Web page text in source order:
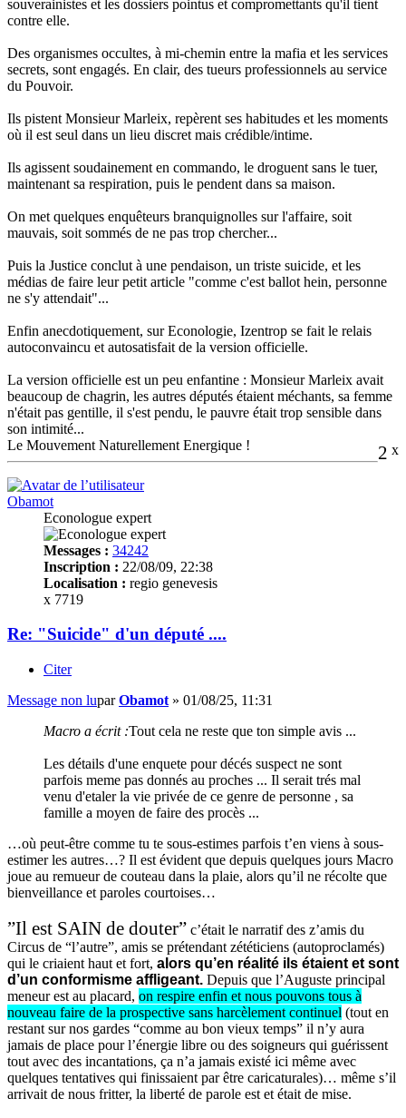
souverainistes et les dossiers pointus et compromettants qu'il tient
contre elle.
Des organismes occultes, à mi-chemin entre la mafia et les services
secrets, sont engagés. En clair, des tueurs professionnels au service
du Pouvoir.
Ils pistent Monsieur Marleix, repèrent ses habitudes et les moments
où il est seul dans un lieu discret mais crédible/intime.
Ils agissent soudainement en commando, le droguent sans le tuer,
maintenant sa respiration, puis le pendent dans sa maison.
On met quelques enquêteurs branquignolles sur l'affaire, soit
mauvais, soit sommés de ne pas trop chercher...
Puis la Justice conclut à une pendaison, un triste suicide, et les
médias de faire leur petit article "comme c'est ballot hein, personne
ne s'y attendait"...
Enfin anecdotiquement, sur Econologie, Izentrop se fait le relais
autoconvaincu et autosatisfait de la version officielle.
La version officielle est un peu enfantine : Monsieur Marleix avait
beaucoup de chagrin, les autres députés étaient méchants, sa femme
n'était pas gentille, il s'est pendu, le pauvre était trop sensible dans
son intimité...
2 x
Le Mouvement Naturellement Energique !
Obamot
Econologue expert
Messages : 34242
Inscription : 22/08/09, 22:38
Localisation : regio genevesis
x 7719
Re: "Suicide" d'un député ....
Citer
Message non luparObamot » 01/08/25, 11:31
Macro a écrit :Tout cela ne reste que ton simple avis ...
Les détails d'une enquete pour décés suspect ne sont
parfois meme pas donnés au proches ... Il serait trés mal
venu d'etaler la vie privée de ce genre de personne , sa
famille a moyen de faire des procès ...
…où peut-être comme tu te sous-estimes parfois t’en viens à sous-
estimer les autres…? Il est évident que depuis quelques jours Macro
joue au remueur de couteau dans la plaie, alors qu’il ne récolte que
bienveillance et paroles courtoises…
”Il est SAIN de douter” c’était le narratif des z’amis du
Circus de “l’autre”, amis se prétendant zététiciens (autoproclamés)
qui le criaient haut et fort, alors qu’en réalité ils étaient et sont
d’un conformisme affligeant. Depuis que l’Auguste principal
meneur est au placard, on respire enfin et nous pouvons tous à
nouveau faire de la prospective sans harcèlement continuel (tout en
restant sur nos gardes “comme au bon vieux temps” il n’y aura
jamais de place pour l’énergie libre ou des soigneurs qui guérissent
tout avec des incantations, ça n’a jamais existé ici même avec
quelques tentatives qui finissaient par être caricaturales)… même s’il
arrivait de nous fritter, la liberté de parole est et était de mise.